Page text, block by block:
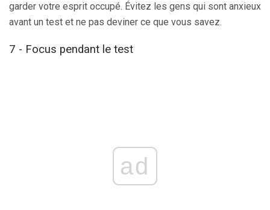
garder votre esprit occupé. Évitez les gens qui sont anxieux
avant un test et ne pas deviner ce que vous savez.
7 - Focus pendant le test
ad